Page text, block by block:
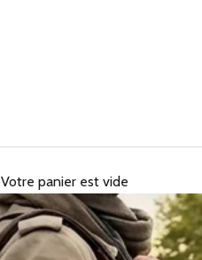
Votre panier est vide